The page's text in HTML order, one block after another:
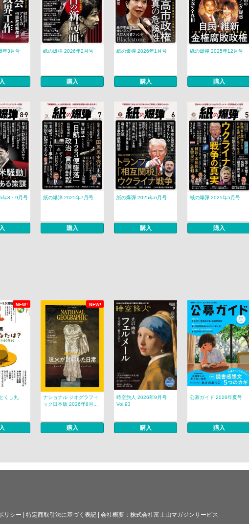
年3月号 紙の爆弾 2026年2月号
購入
紙の爆弾 2026年1月号
購入
紙の爆弾 2025年12月号
購入
年8・9月号 紙の爆弾 2025年7月号
購入
紙の爆弾 2025年6月号
購入
紙の爆弾 2025年5月号
購入
NEW! NEW!
くし丸
ナショナル ジオグラフィ
ック日本版 2026年8月...
購入
時空旅人 2026年9月号
Vol.93
購入
公募ガイド 2026年夏号
購入
リシー 特定商取引法に基づく表記 会社概要： 株式会社富士山マガジンサービス